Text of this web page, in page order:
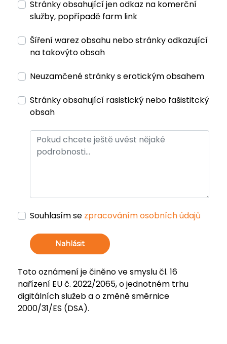
Stránky obsahující jen odkaz na komerční
služby, popřípadě farm link
Šíření warez obsahu nebo stránky odkazující
na takovýto obsah
Neuzamčené stránky s erotickým obsahem
Stránky obsahující rasistický nebo fašistitcký
obsah
Souhlasím se zpracováním osobních údajů
Nahlásit
Toto oznámení je činěno ve smyslu čl. 16
nařízení EU č. 2022/2065, o jednotném trhu
digitálních služeb a o změně směrnice
2000/31/ES (DSA).